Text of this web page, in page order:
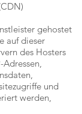
gehostet
auf dieser
des Hosters
und
werden,